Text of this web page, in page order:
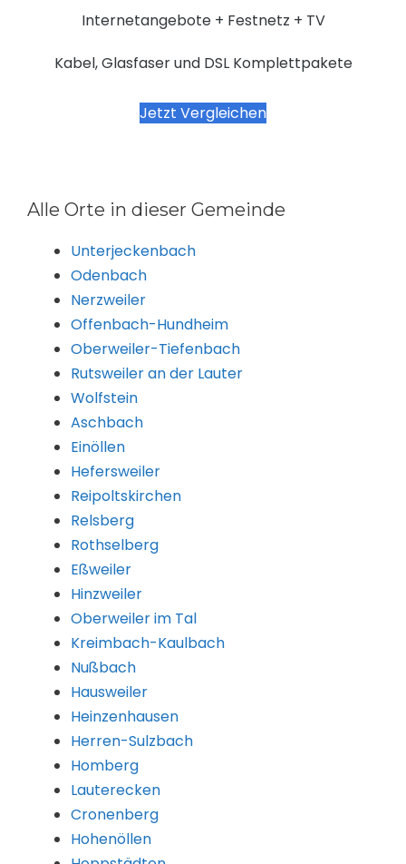
Internetangebote + Festnetz + TV
Kabel, Glasfaser und DSL Komplettpakete
Jetzt Vergleichen
Alle Orte in dieser Gemeinde
Unterjeckenbach
Odenbach
Nerzweiler
Offenbach-Hundheim
Oberweiler-Tiefenbach
Rutsweiler an der Lauter
Wolfstein
Aschbach
Einöllen
Hefersweiler
Reipoltskirchen
Relsberg
Rothselberg
Eßweiler
Hinzweiler
Oberweiler im Tal
Kreimbach-Kaulbach
Nußbach
Hausweiler
Heinzenhausen
Herren-Sulzbach
Homberg
Lauterecken
Cronenberg
Hohenöllen